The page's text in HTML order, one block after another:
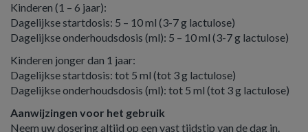
Kinderen (1 – 6 jaar):
Dagelijkse startdosis: 5 – 10 ml (3-7 g lactulose)
Dagelijkse onderhoudsdosis (ml): 5 – 10 ml (3-7 g lactulose)
Kinderen jonger dan 1 jaar:
Dagelijkse startdosis: tot 5 ml (tot 3 g lactulose)
Dagelijkse onderhoudsdosis (ml): tot 5 ml (tot 3 g lactulose)
Aanwijzingen voor het gebruik
Neem uw dosering altijd op een vast tijdstip van de dag in.